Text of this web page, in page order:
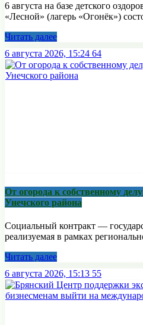
6 августа на базе детского
«Лесной» (лагерь «Огонёк»)
Читать далее
6 августа 2026, 15:24 64
От огорода к собственному
Унечского района
Социальный контракт —
реализуемая в рамках
Читать далее
6 августа 2026, 15:13 55